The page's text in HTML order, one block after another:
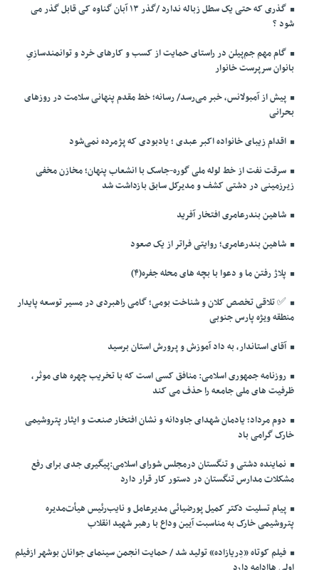
گذری که حتی یک سطل زباله ندارد /گذر ۱۳ آبان گناوه کی قابل گذر می
شود ؟
گام مهم جم‌پیلن در راستای حمایت از کسب و کارهای خرد و توانمندسازیِ
بانوان سرپرست خانوار
پیش از آمبولانس، خبر می‌رسد/ رسانه؛ خط مقدم پنهانی سلامت در روزهای
بحرانی
اقدام زیبای خانواده اکبر عبدی ؛ یادبودی که پژمرده نمی‌شود
سرقت نفت از خط لوله ملی گوره-جاسک با انشعاب پنهان؛ مخازن مخفی
زیرزمینی در دشتی کشف و مدیرکل سابق بازداشت شد
شاهین بندرعامری افتخار آفرید
شاهین بندرعامری؛ روایتی فراتر از یک صعود
پلاژ رفتن ما و دعوا با بچه های محله جفره(۴)
✅️ تلاقی تخصص کلان و شناخت بومی؛ گامی راهبردی در مسیر توسعه پایدار
منطقه ویژه پارس جنوبی
آقای استاندار، به داد آموزش و پرورش استان برسید
روزنامه جمهوری اسلامی: منافق کسی است که با تخریب چهره های موثر،
ظرفیت های ملی جامعه را حذف می کند
دوم مرداد؛ یادمان شهدای جاودانه و نشان افتخار صنعت و ایثار پتروشیمی
خارک گرامی باد
نماینده دشتی و تنگستان درمجلس شورای اسلامی:پیگیری جدی برای رفع
مشکلات مدارس تنگستان در دستور کار قرار دارد
پیام تسلیت دکتر کمیل پورضیائی مدیرعامل و نایب‌رئیس هیأت‌مدیره
پتروشیمی خارک به مناسبت آیین وداع با رهبر شهید انقلاب
فیلم کوتاه «دِریازاده» تولید شد / حمایت انجمن سینمای جوانان بوشهر ازفیلم